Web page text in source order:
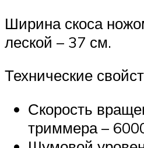
Ширина скоса
леской – 37 см.
Технические
Скорость
триммера –